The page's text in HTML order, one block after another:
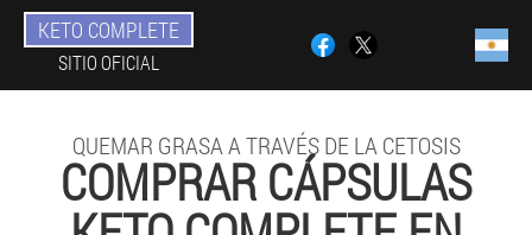
KETO COMPLETE
SITIO OFICIAL
QUEMAR GRASA A TRAVÉS DE LA CETOSIS
COMPRAR CÁPSULAS